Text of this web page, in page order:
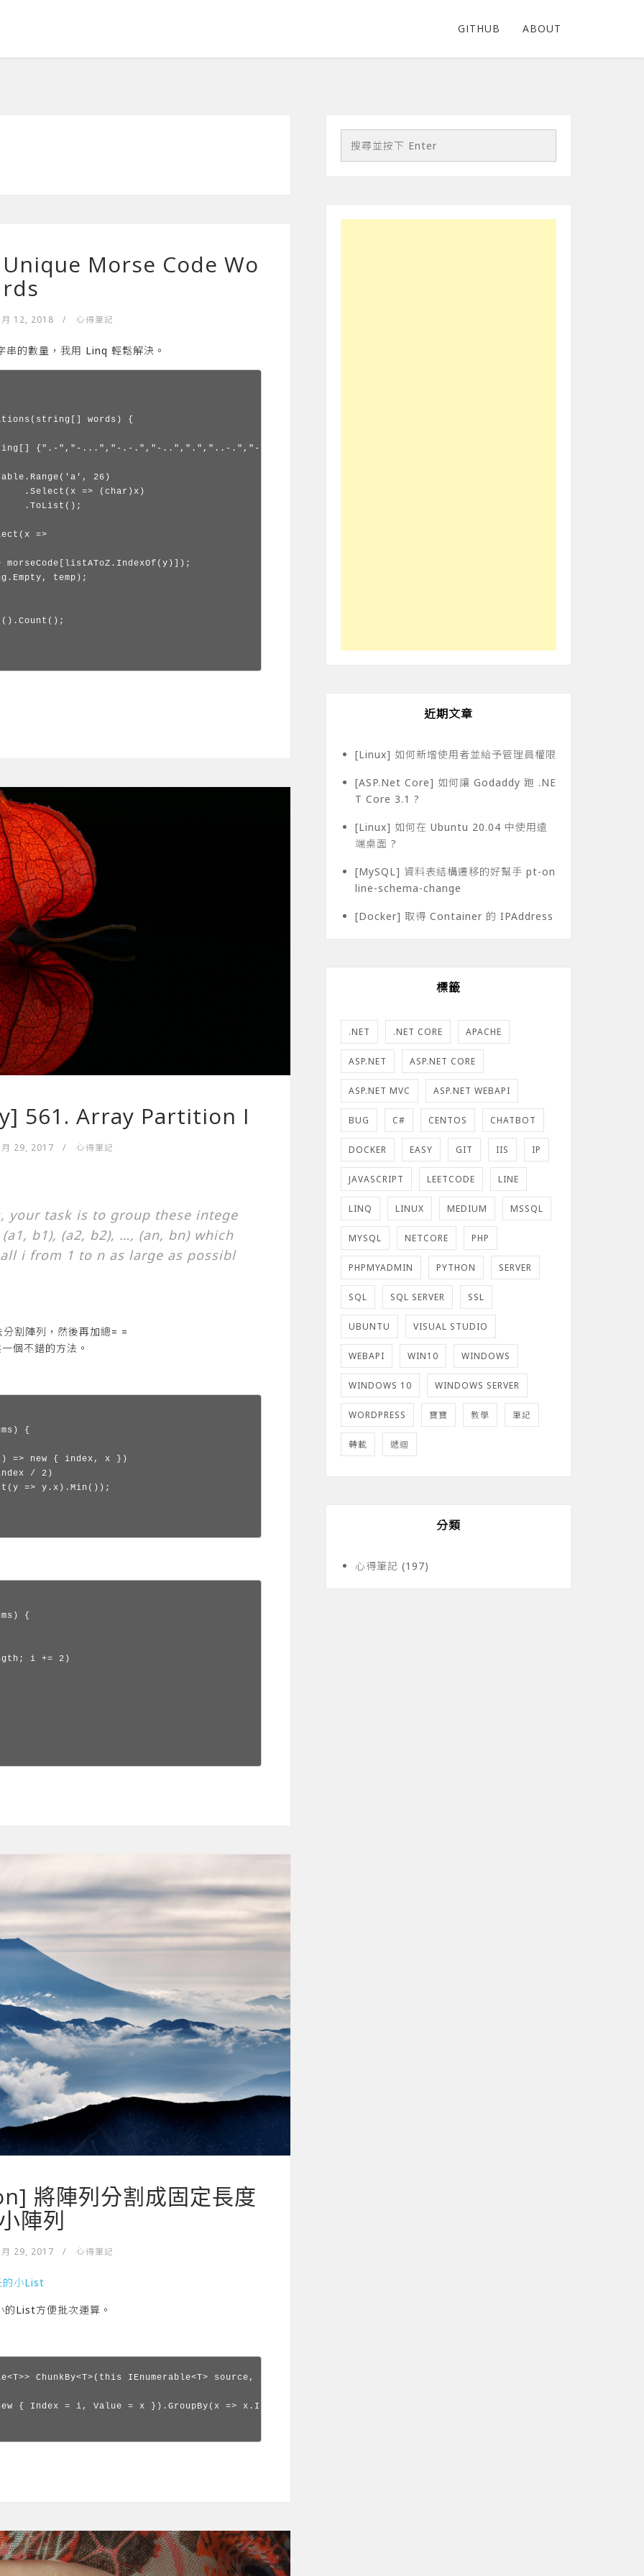
GITHUB ABOUT
Morse Code Wo
rds
12, 2018 / 心得筆記
的數量，我用 Linq 輕鬆解決。
words) {
{".-","-...","-.-.","-..",".","..-.","--.","....","..",".---","-.-",".-..","--","-.","---",".--.","--.-
26)
.Select(x => (char)x)
.ToList();
=>
=> morseCode[listAToZ.IndexOf(y)]);
temp);
561. Array Partition I
29, 2017 / 心得筆記
your task is to group these intege
b1), (a2, b2), …, (an, bn) which
i from 1 to n as large as possibl
割陣列，然後再加總= =
個不錯的方法。
{
=> new { index, x })
/ 2)
=> y.x).Min());
{
i += 2)
將陣列分割成固定長度
陣列
29, 2017 / 心得筆記
的小List
List方便批次運算。
ChunkBy<T>(this IEnumerable<T> source, int chunkSize)
{ Index = i, Value = x }).GroupBy(x => x.Index / chunkSize).Select(x => x.Select(v => v.Value));
近期文章
[Linux] 如何新增使用者並給予管理員權限
[ASP.Net Core] 如何讓 Godaddy 跑 .NE
T Core 3.1 ?
[Linux] 如何在 Ubuntu 20.04 中使用遠
端桌面 ?
[MySQL] 資料表結構遷移的好幫手 pt-on
line-schema-change
[Docker] 取得 Container 的 IPAddress
標籤
.NET .NET CORE APACHE
ASP.NET ASP.NET CORE
ASP.NET MVC ASP.NET WEBAPI
BUG C# CENTOS CHATBOT
DOCKER EASY GIT IIS IP
JAVASCRIPT LEETCODE LINE
LINQ LINUX MEDIUM MSSQL
MYSQL NETCORE PHP
PHPMYADMIN PYTHON SERVER
SQL SQL SERVER SSL
UBUNTU VISUAL STUDIO
WEBAPI WIN10 WINDOWS
WINDOWS 10 WINDOWS SERVER
WORDPRESS 寶寶 教學 筆記
轉載 遞迴
分類
心得筆記 (197)